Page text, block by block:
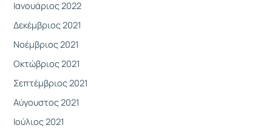
Ιανουάριος 2022
Δεκέμβριος 2021
Νοέμβριος 2021
Οκτώβριος 2021
Σεπτέμβριος 2021
Αύγουστος 2021
Ιούλιος 2021